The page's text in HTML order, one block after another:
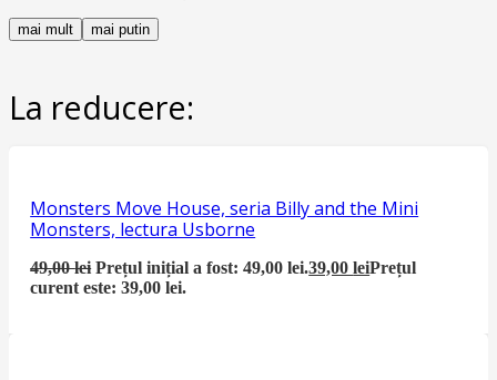
mai mult mai putin
La reducere:
Monsters Move House, seria Billy and the Mini
Monsters, lectura Usborne
49,00lei Prețul inițial a fost: 49,00 lei.39,00leiPrețul
curent este: 39,00 lei.